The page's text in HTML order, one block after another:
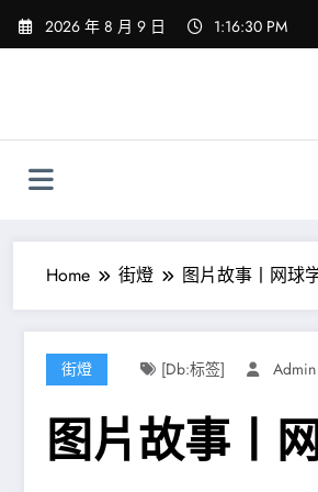
Skip
2026 年 8 月 9 日 1:16:31 PM
Home 街燈 图片故事丨网球
街燈 [db:标签] Admin
图片故事丨